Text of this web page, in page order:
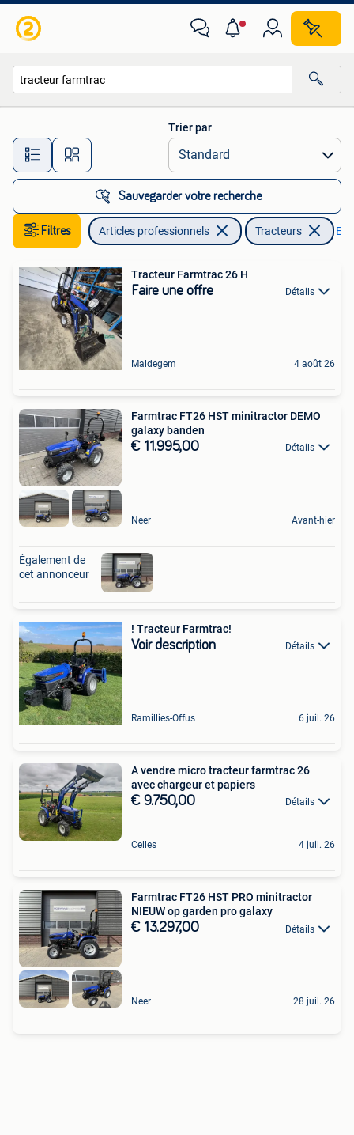
Toutes les distances…
Trier par
Sauvegarder votre recherche
Filtres Articles professionnels Tracteurs
Tracteur Farmtrac 26 H
Faire une offre Détails
Maldegem 4 août 26
Farmtrac FT26 HST minitractor DEMO
galaxy banden
€ 11.995,00 Détails
Neer Avant-hier
Également de
cet annonceur
! Tracteur Farmtrac!
Voir description Détails
Ramillies-Offus 6 juil. 26
A vendre micro tracteur farmtrac 26
avec chargeur et papiers
€ 9.750,00 Détails
Celles 4 juil. 26
Farmtrac FT26 HST PRO minitractor
NIEUW op garden pro galaxy
€ 13.297,00 Détails
Neer 28 juil. 26